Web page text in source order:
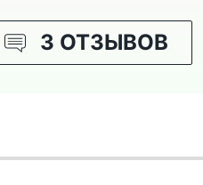
3 ОТЗЫВОВ